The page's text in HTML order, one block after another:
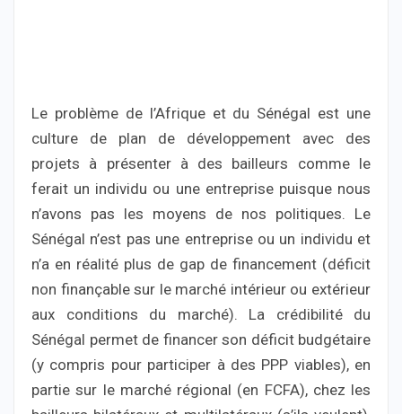
Le problème de l’Afrique et du Sénégal est une
culture de plan de développement avec des
projets à présenter à des bailleurs comme le
ferait un individu ou une entreprise puisque nous
n’avons pas les moyens de nos politiques. Le
Sénégal n’est pas une entreprise ou un individu et
n’a en réalité plus de gap de financement (déficit
non finançable sur le marché intérieur ou extérieur
aux conditions du marché). La crédibilité du
Sénégal permet de financer son déficit budgétaire
(y compris pour participer à des PPP viables), en
partie sur le marché régional (en FCFA), chez les